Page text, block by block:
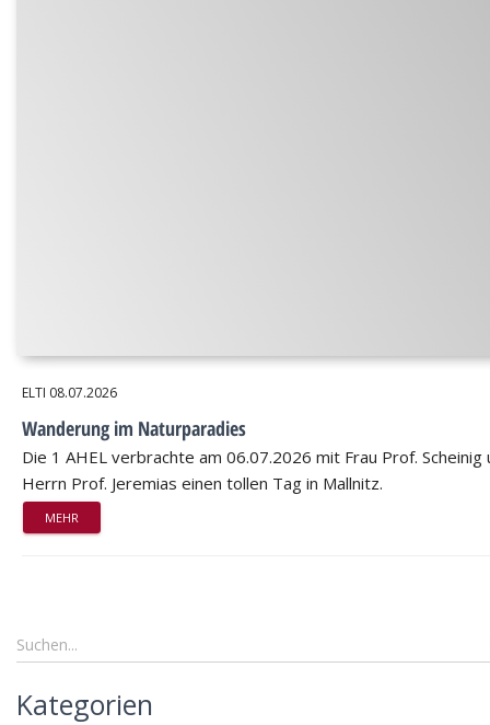
ELTI 08.07.2026
Wanderung im Naturparadies
Die 1 AHEL verbrachte am 06.07.2026 mit Frau Prof. Scheinig
Herrn Prof. Jeremias einen tollen Tag in Mallnitz.
MEHR
Kategorien